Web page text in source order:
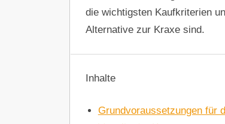
die wichtigsten Kaufkriterien
Alternative zur Kraxe sind.
Inhalte
Grundvoraussetzungen für